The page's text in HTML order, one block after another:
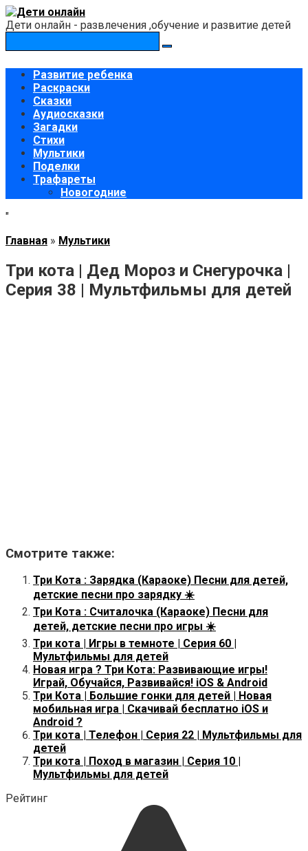
Перейти
к
Дети онлайн - развлечения ,обучение и развитие детей
Развитие ребенка
Раскраски
Сказки
Аудиосказки
Загадки
Стихи
Мультики
Поделки
Трафареты
Новогодние
"
Главная » Мультики
Три кота | Дед Мороз и Снегурочка |
Серия 38 | Мультфильмы для детей
Смотрите также:
Три Кота : Зарядка (Караоке) Песни для детей,
детские песни про зарядку ☀️
Три Кота : Считалочка (Караоке) Песни для
детей, детские песни про игры ☀️
Три кота | Игры в темноте | Серия 60 |
Мультфильмы для детей
Новая игра ? Три Кота: Развивающие игры!
Играй, Обучайся, Развивайся! iOS & Android
Три Кота | Большие гонки для детей | Новая
мобильная игра | Скачивай бесплатно iOS и
Android ?
Три кота | Телефон | Серия 22 | Мультфильмы для
детей
Три кота | Поход в магазин | Серия 10 |
Мультфильмы для детей
Рейтинг